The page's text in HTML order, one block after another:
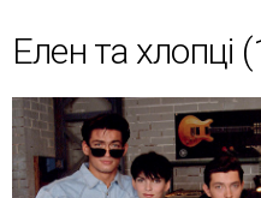
Елен та хлопці